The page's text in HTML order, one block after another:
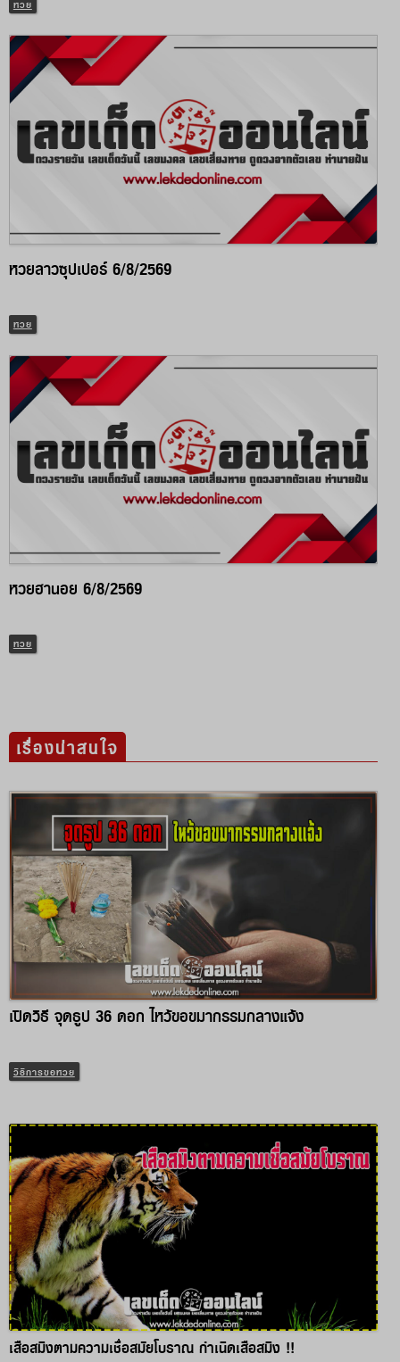
หวย
หวยลาวซุปเปอร์ 6/8/2569
หวย
หวยฮานอย 6/8/2569
หวย
เรื่องน่าสนใจ
เปิดวิธี จุดธูป 36 ดอก ไหว้ขอขมากรรมกลางแจ้ง
วิธีการขอหวย
เสือสมิงตามความเชื่อสมัยโบราณ กำเนิดเสือสมิง !!